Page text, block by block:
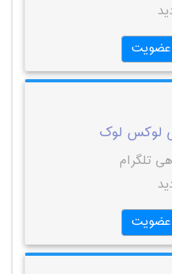
عضویت
لوکس لوک
تلگرام
عضویت